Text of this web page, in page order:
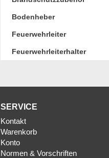
Bodenheber
Feuerwehrleiter
Feuerwehrleiterhalter
SERVICE
Kontakt
Warenkorb
Konto
Normen & Vorschriften